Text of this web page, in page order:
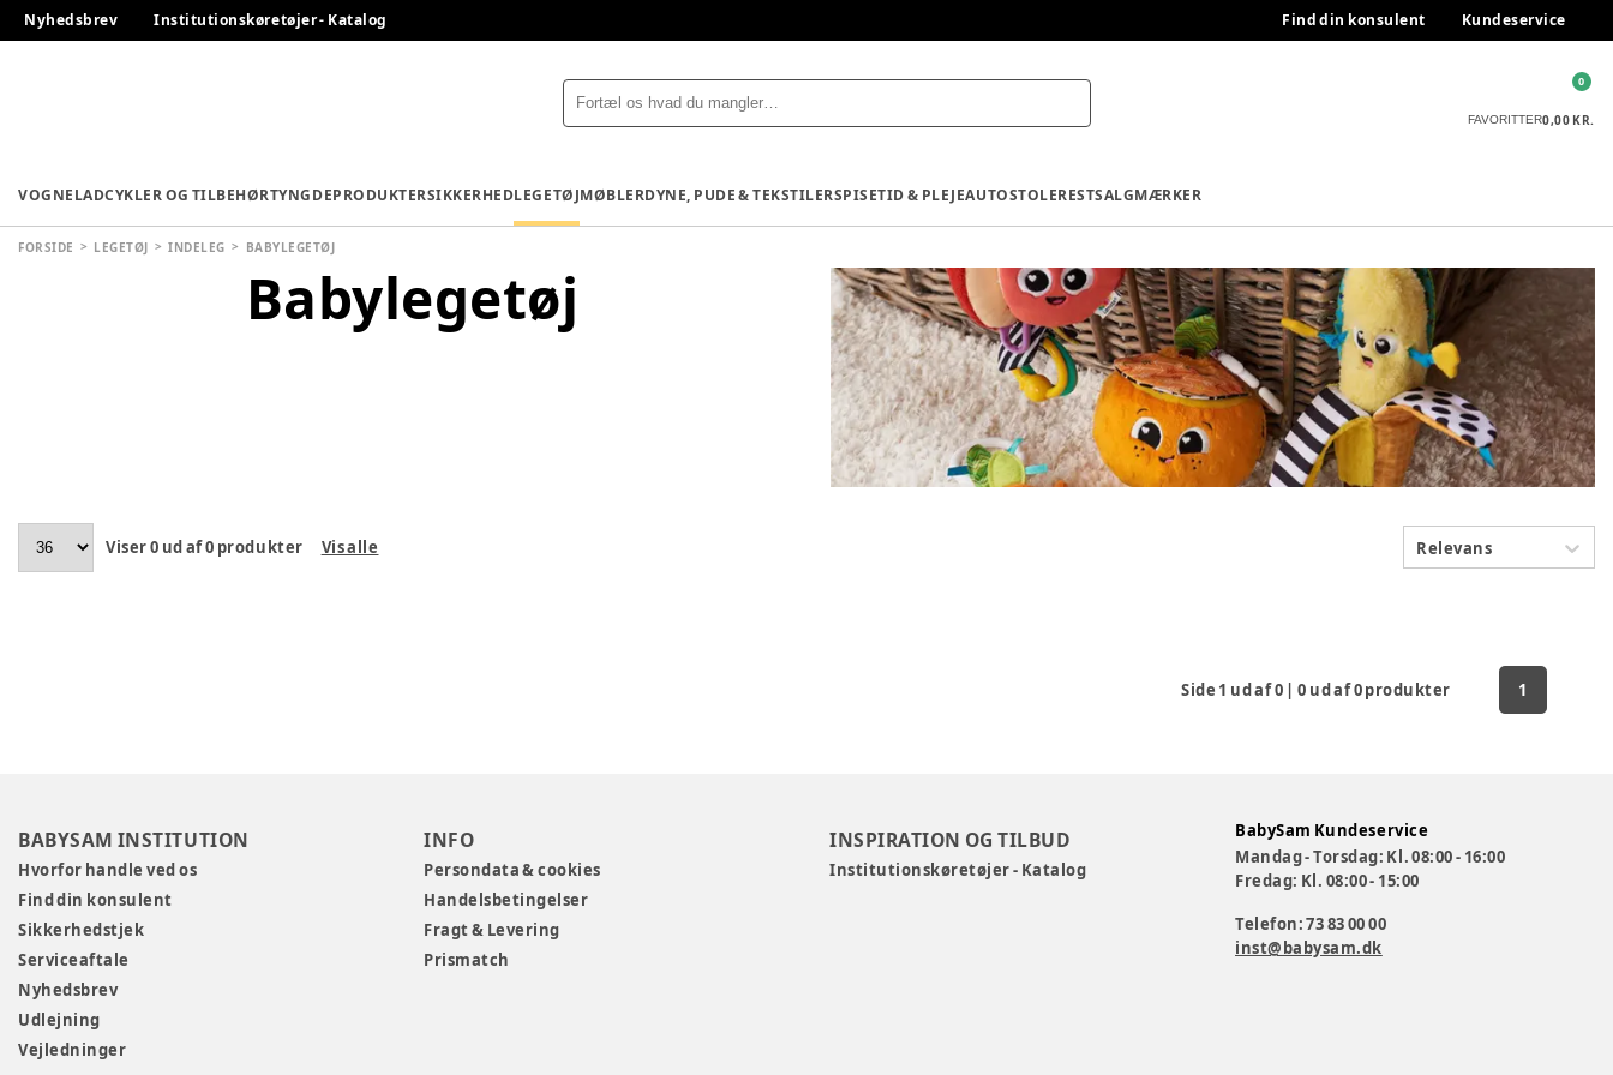
Nyhedsbrev Institutionskøretøjer - Katalog Find din konsulent Kundeservice
FAVORITTER0,00 KR.
0
VOGNELADCYKLER OG TILBEHØRTYNGDEPRODUKTERSIKKERHEDLEGETØJMØBLERDYNE, PUDE & TEKSTILERSPISETID & PLEJEAUTOSTOLERESTSALGMÆRKER
FORSIDE LEGETØJ INDELEG BABYLEGETØJ
Babylegetøj
Viser0 ud af0 produkter Vis alle Relevans
Side 1 ud af0 |0 ud af0produkter 1
BABYSAM INSTITUTION
Hvorfor handle ved os
Find din konsulent
Sikkerhedstjek
Serviceaftale
Nyhedsbrev
Udlejning
Vejledninger
INFO
Persondata & cookies
Handelsbetingelser
Fragt & Levering
Prismatch
INSPIRATION OG TILBUD
Institutionskøretøjer - Katalog
BabySam Kundeservice
Mandag - Torsdag: Kl. 08:00 - 16:00
Fredag: Kl. 08:00 - 15:00
Telefon: 73 83 00 00
inst@babysam.dk